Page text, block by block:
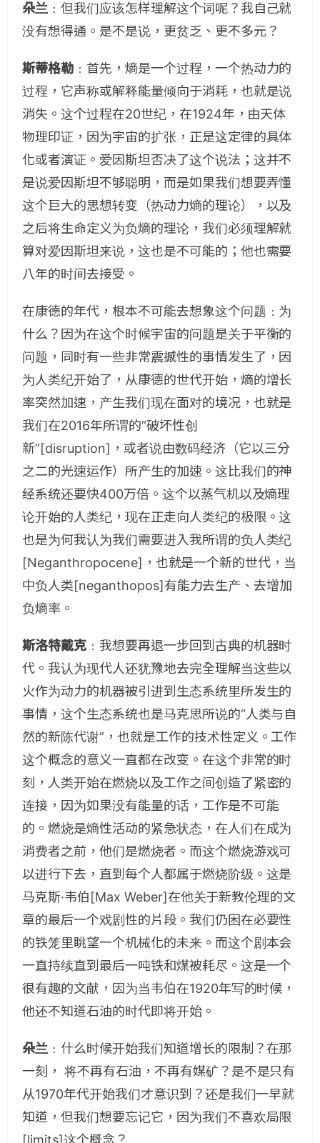
朵兰 ﹕但我们应该怎样理解这个词呢？我自己就
没有想得通。是不是说，更贫乏、更不多元？
斯蒂格勒 ﹕首先，熵是一个过程，一个热动力的
过程，它声称或解释能量倾向于消耗，也就是说
消失。这个过程在20世纪，在1924年，由天体
物理印证，因为宇宙的扩张，正是这定律的具体
化或者演证。爱因斯坦否决了这个说法；这并不
是说爱因斯坦不够聪明，而是如果我们想要弄懂
这个巨大的思想转变（热动力熵的理论），以及
之后将生命定义为负熵的理论，我们必须理解就
算对爱因斯坦来说，这也是不可能的；他也需要
八年的时间去接受。
在康德的年代，根本不可能去想象这个问题﹕为
什么？因为在这个时候宇宙的问题是关于平衡的
问题，同时有一些非常震撼性的事情发生了，因
为人类纪开始了，从康德的世代开始，熵的增长
率突然加速，产生我们现在面对的境况，也就是
我们在2016年所谓的“破坏性创
新”[disruption]，或者说由数码经济（它以三分
之二的光速运作）所产生的加速。这比我们的神
经系统还要快400万倍。这个以蒸气机以及熵理
论开始的人类纪，现在正走向人类纪的极限。这
也是为何我认为我们需要进入我所谓的负人类纪
[Neganthropocene]，也就是一个新的世代，当
中负人类[neganthopos]有能力去生产、去增加
负熵率。
斯洛特戴克 ﹕我想要再退一步回到古典的机器时
代。我认为现代人还犹豫地去完全理解当这些以
火作为动力的机器被引进到生态系统里所发生的
事情，这个生态系统也是马克思所说的“人类与自
然的新陈代谢”，也就是工作的技术性定义。工作
这个概念的意义一直都在改变。在这个非常的时
刻，人类开始在燃烧以及工作之间创造了紧密的
连接，因为如果没有能量的话，工作是不可能
的。燃烧是熵性活动的紧急状态，在人们在成为
消费者之前，他们是燃烧者。而这个燃烧游戏可
以进行下去，直到每个人都属于燃烧阶级。这是
马克斯·韦伯[Max Weber]在他关于新教伦理的文
章的最后一个戏剧性的片段。我们仍困在必要性
的铁笼里眺望一个机械化的未来。而这个剧本会
一直持续直到最后一吨铁和煤被耗尽。这是一个
很有趣的文献，因为当韦伯在1920年写的时候，
他还不知道石油的时代即将开始。
朵兰 ﹕什么时候开始我们知道增长的限制？在那
一刻， 将不再有石油，不再有媒矿？是不是只有
从1970年代开始我们才意识到？还是我们一早就
知道，但我们想要忘记它，因为我们不喜欢局限
[limits]这个概念？